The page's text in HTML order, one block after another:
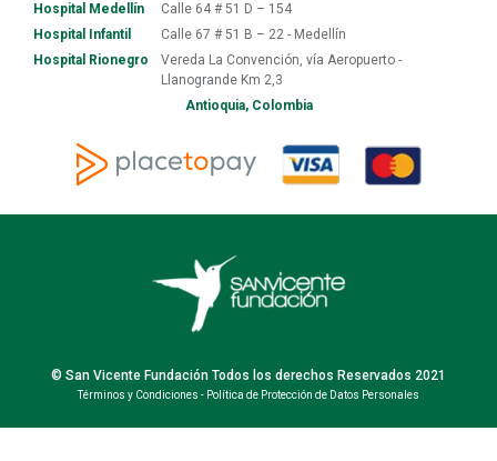
Hospital Medellín
Calle 64 # 51 D – 154
Hospital Infantil
Calle 67 # 51 B – 22 - Medellín
Hospital Rionegro
Vereda La Convención, vía Aeropuerto -
Llanogrande Km 2,3
Antioquia, Colombia
© San Vicente Fundación Todos los derechos Reservados 2021
Términos y Condiciones - Política de Protección de Datos Personales